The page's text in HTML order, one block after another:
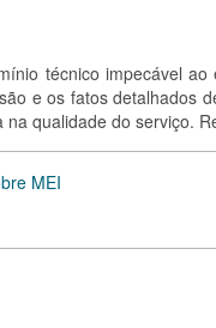
técnico impecável
e os fatos detalhados
qualidade do serviço.
MEI